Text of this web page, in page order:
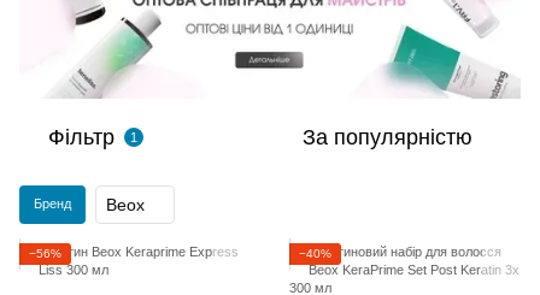
Фільтр 1 За популярністю
Бренд Beox
−56% −40%